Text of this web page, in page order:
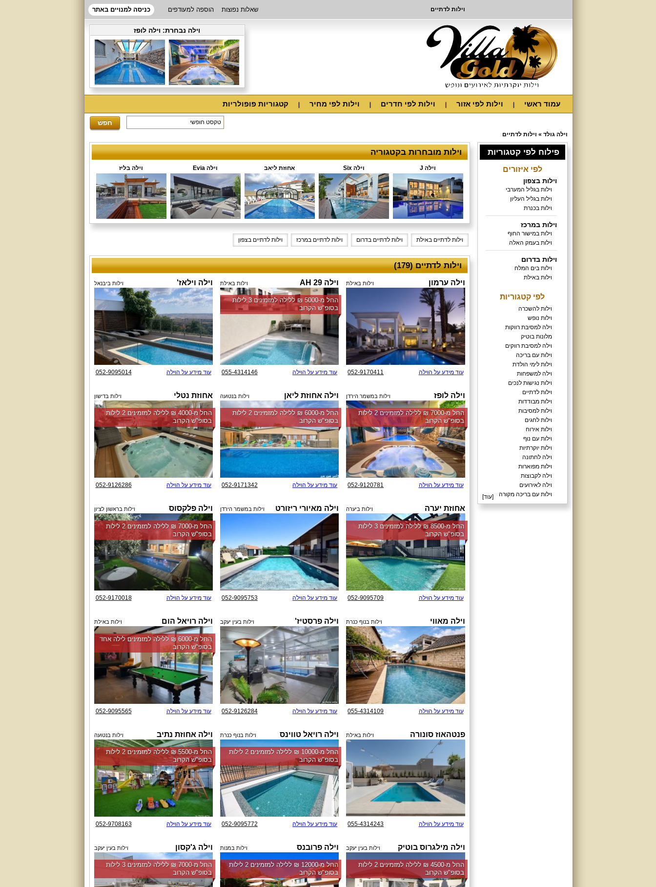
וילות לדתיים שאלות נפוצות הוספה למעודפים כניסה למנויים באתר
וילה נבחרת: וילה לופז
עמוד ראשי וילות לפי אזור וילות לפי חדרים וילות לפי מחיר קטגוריות פופולריות
וילה גולד » וילות לדתיים
פילוח לפי קטגוריות
לפי איזורים
וילות בצפון
וילות בגליל המערבי
וילות בגליל העליון
וילות בכנרת
וילות במרכז
וילות במישור החוף
וילות בעמק האלה
וילות בדרום
וילות בים המלח
וילות באילת
לפי קטגוריות
וילות להשכרה
וילות נופש
וילה למסיבת רווקות
מלונות בוטיק
וילה למסיבת רווקים
וילות עם בריכה
וילות לימי הולדת
וילה למשפחות
וילות נגישות לנכים
וילות לדתיים
וילות מבודדות
וילות למסיבות
וילות לחגים
וילות אירוח
וילות עם נוף
וילות יוקרתיות
וילה לחתונה
וילות מפוארות
וילה לקבוצות
וילה לאירועים
וילות עם בריכה מקורה
[עוד]
וילות מובחרות בקטגוריה
וילה J וילה Six אחוזת ליאב וילה Evia וילה בליז
וילות לדתיים באילת וילות לדתיים בדרום וילות לדתיים במרכז וילות לדתיים בצפון
וילות לדתיים (179)
וילה ערמון וילות באילת
עוד מידע על הוילה 052-9170411
וילה 29 AH וילות באילת
החל מ-‏5000 ₪ ללילה למזמינים 3 לילות
בסופ"ש הקרוב
עוד מידע על הוילה 055-4314146
וילה וילאז' וילות ביבנאל
עוד מידע על הוילה 052-9095014
וילה לופז וילות במשמר הירדן
החל מ-‏7000 ₪ ללילה למזמינים 2 לילות
בסופ"ש הקרוב
עוד מידע על הוילה 052-9120781
וילה אחוזת ליאן וילות בנטועה
החל מ-‏6000 ₪ ללילה למזמינים 2 לילות
בסופ"ש הקרוב
עוד מידע על הוילה 052-9171342
אחוזת נטלי וילות בדישון
החל מ-‏4000 ₪ ללילה למזמינים 2 לילות
בסופ"ש הקרוב
עוד מידע על הוילה 052-9126286
אחוזת יערה וילות ביערה
החל מ-‏8500 ₪ ללילה למזמינים 3 לילות
בסופ"ש הקרוב
עוד מידע על הוילה 052-9095709
וילה מאיורי ריזורט וילות במשמר הירדן
עוד מידע על הוילה 052-9095753
וילה פלקסוס וילות בראשון לציון
החל מ-‏7000 ₪ ללילה למזמינים 2 לילות
בסופ"ש הקרוב
עוד מידע על הוילה 052-9170018
וילה מאווי וילות בנוף כנרת
עוד מידע על הוילה 055-4314109
וילה פרסטיז' וילות בעין יעקב
עוד מידע על הוילה 052-9126284
וילה רויאל הום וילות באילת
החל מ-‏6000 ₪ ללילה למזמינים לילה אחד
בסופ"ש הקרוב
עוד מידע על הוילה 052-9095565
פנטהאוז סונורה וילות באילת
עוד מידע על הוילה 055-4314243
וילה רויאל טווינס וילות בנוף כנרת
החל מ-‏10000 ₪ ללילה למזמינים 2 לילות
בסופ"ש הקרוב
עוד מידע על הוילה 052-9095772
וילה אחוזת נתיב וילות בנטועה
החל מ-‏5500 ₪ ללילה למזמינים 2 לילות
בסופ"ש הקרוב
עוד מידע על הוילה 052-9708163
וילה מילגרוס בוטיק וילות בעין יעקב
החל מ-‏4500 ₪ ללילה למזמינים 2 לילות
בסופ"ש הקרוב
וילה פרובנס וילות במנות
החל מ-‏12000 ₪ ללילה למזמינים 2 לילות
בסופ"ש הקרוב
וילה ג'קסון וילות בעין יעקב
החל מ-‏7000 ₪ ללילה למזמינים 3 לילות
בסופ"ש הקרוב